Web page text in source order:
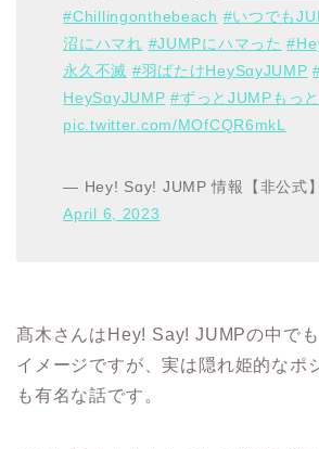
#Chillingonthebeach #いつでも
沼にハマれ #JUMPにハマった
永久不滅 #羽ばたけHeySɑyJUMP
HeySɑyJUMP #ずっとJUMPもっ
pic.twitter.com/MOfCQR6mkL
— Hey! Sɑy! JUMP 情報【非公式
April 6, 2023
髙木さんは Hey! Say! JUMPの中で
イメージですが、実は隠れ姫的なポ
も有名な話です。